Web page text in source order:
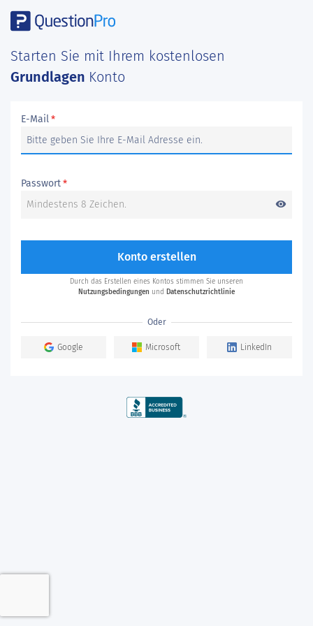
Starten Sie mit Ihrem kostenlosen
Grundlagen Konto
E-Mail*
Passwort*
visibility
Konto erstellen
Durch das Erstellen eines Kontos stimmen Sie unseren
Nutzungsbedingungen und Datenschutzrichtlinie
Oder
Google Microsoft LinkedIn